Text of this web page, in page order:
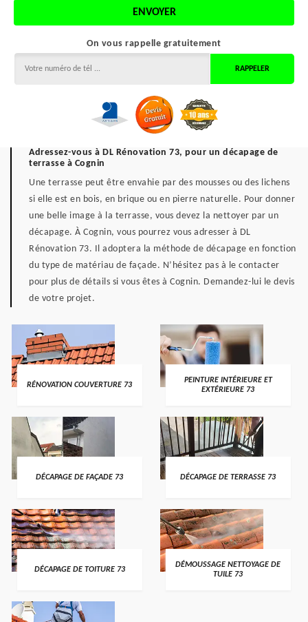
On vous rappelle gratuitement
Adressez-vous à DL Rénovation 73, pour un décapage de
terrasse à Cognin
Une terrasse peut être envahie par des mousses ou des lichens
si elle est en bois, en brique ou en pierre naturelle. Pour donner
une belle image à la terrasse, vous devez la nettoyer par un
décapage. À Cognin, vous pourrez vous adresser à DL
Rénovation 73. Il adoptera la méthode de décapage en fonction
du type de matériau de façade. N’hésitez pas à le contacter
pour plus de détails si vous êtes à Cognin. Demandez-lui le devis
de votre projet.
RÉNOVATION COUVERTURE 73
PEINTURE INTÉRIEURE ET
EXTÉRIEURE 73
DÉCAPAGE DE FAÇADE 73 DÉCAPAGE DE TERRASSE 73
DÉCAPAGE DE TOITURE 73
DÉMOUSSAGE NETTOYAGE DE
TUILE 73